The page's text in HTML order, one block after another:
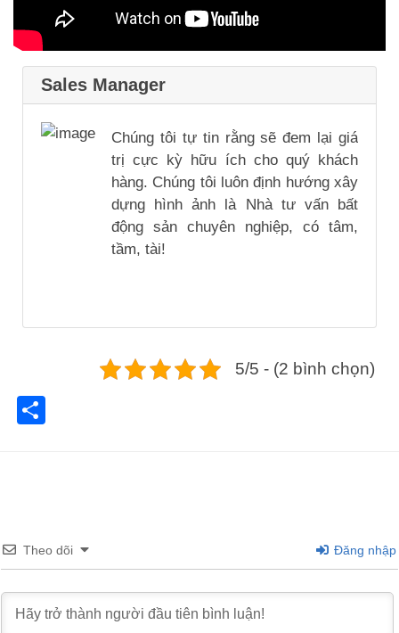
Sales Manager
Chúng tôi tự tin rằng sẽ đem lại giá
trị cực kỳ hữu ích cho quý khách
hàng. Chúng tôi luôn định hướng xây
dựng hình ảnh là Nhà tư vấn bất
động sản chuyên nghiệp, có tâm,
tầm, tài!
5/5 - (2 bình chọn)
Theo dõi Đăng nhập